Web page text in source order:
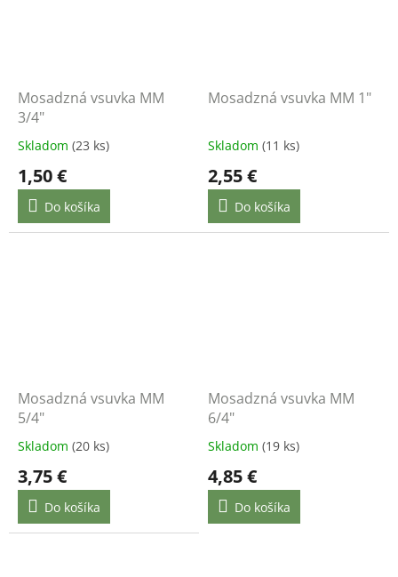
Mosadzná vsuvka MM
3/4"
Skladom (23 ks)
1,50 €
Do košíka
Mosadzná vsuvka MM 1"
Skladom (11 ks)
2,55 €
Do košíka
Mosadzná vsuvka MM
5/4"
Skladom (20 ks)
3,75 €
Do košíka
Mosadzná vsuvka MM
6/4"
Skladom (19 ks)
4,85 €
Do košíka